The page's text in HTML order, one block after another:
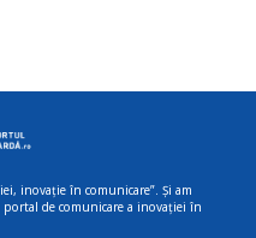
inovație în comunicare”. Și am
de comunicare a inovației în